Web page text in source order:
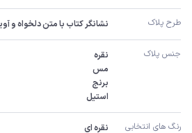
طرح پلاک نشانگر کتاب با متن دلخواه و
جنس پلاک
استیل
نقره ای